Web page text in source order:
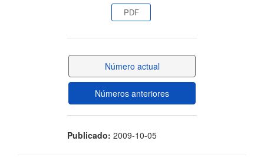
PDF
Número actual
Números anteriores
Publicado: 2009-10-05